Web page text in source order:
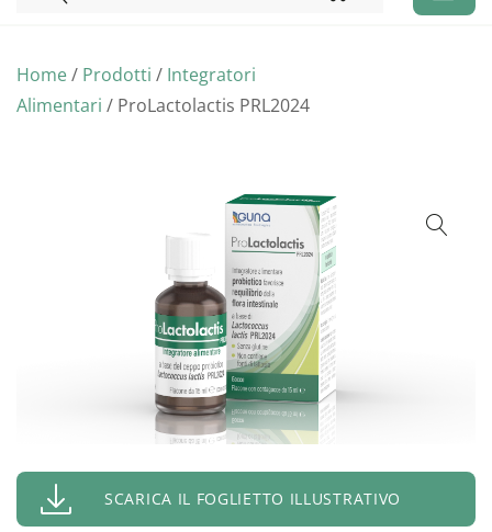
Home/ Prodotti / Integratori
Alimentari / ProLactolactis PRL2024
SCARICA IL FOGLIETTO ILLUSTRATIVO